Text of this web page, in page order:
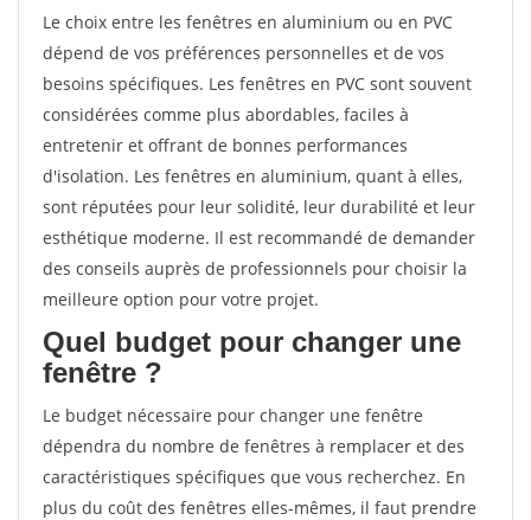
Le choix entre les fenêtres en aluminium ou en PVC
dépend de vos préférences personnelles et de vos
besoins spécifiques. Les fenêtres en PVC sont souvent
considérées comme plus abordables, faciles à
entretenir et offrant de bonnes performances
d'isolation. Les fenêtres en aluminium, quant à elles,
sont réputées pour leur solidité, leur durabilité et leur
esthétique moderne. Il est recommandé de demander
des conseils auprès de professionnels pour choisir la
meilleure option pour votre projet.
Quel budget pour changer une
fenêtre ?
Le budget nécessaire pour changer une fenêtre
dépendra du nombre de fenêtres à remplacer et des
caractéristiques spécifiques que vous recherchez. En
plus du coût des fenêtres elles-mêmes, il faut prendre